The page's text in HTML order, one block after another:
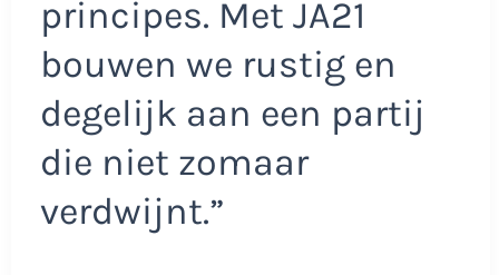
principes. Met JA21
bouwen we rustig en
degelijk aan een partij
die niet zomaar
verdwijnt.”